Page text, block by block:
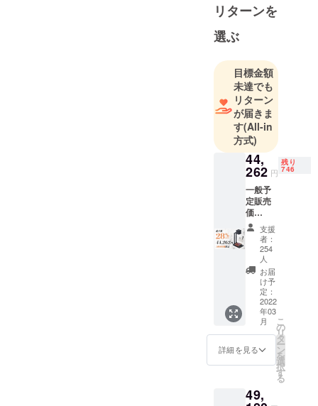
快適に、よ
り豊かな生
活空間を鮮
やかに彩る
ガジェット
を世の中に
届けるた
め、パート
ナーである
各領域の数
多くの専門
家、メー
カーと連携
して新商品
の開発や輸
出入事業の
展開に努め
ています。
リターンを
選ぶ
目標金額
未達でも
リターン
が届きま
す(All-in
方式)
44,
262 円
残り
746
一般予
定販売
価
格:61,4
75円
（税
込） →
超早割
価格：
44,262
円（税
込） 内
容物：
■「LAS
ERCUB
E 100」
り畳み
支援
者：
254
人
お届
け予
定：
2022
年03
月
詳細を見る
こ
の
リ
タ
ー
ン
を
選
択
す
る
49,